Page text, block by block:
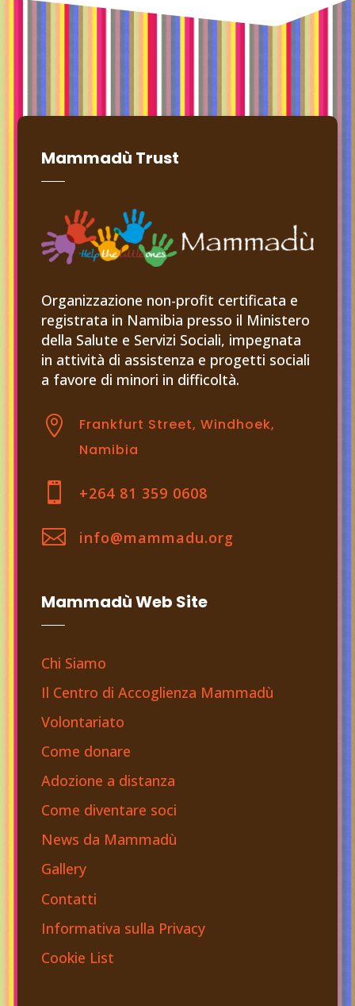
Mammadù Trust
Organizzazione non-profit certificata e
registrata in Namibia presso il Ministero
della Salute e Servizi Sociali, impegnata
in attività di assistenza e progetti sociali
a favore di minori in difficoltà.

Frankfurt Street, Windhoek,
Namibia
 +264 81 359 0608
 info@mammadu.org
Mammadù Web Site
Chi Siamo
Il Centro di Accoglienza Mammadù
Volontariato
Come donare
Adozione a distanza
Come diventare soci
News da Mammadù
Gallery
Contatti
Informativa sulla Privacy
Cookie List